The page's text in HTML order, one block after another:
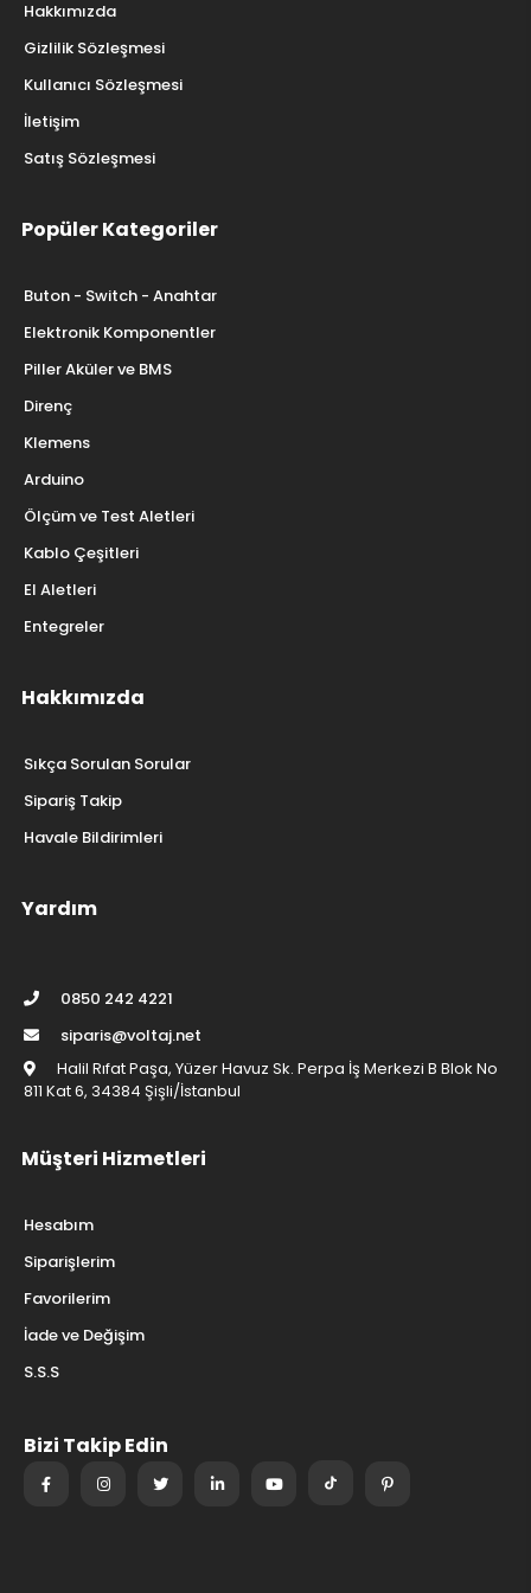
Hakkımızda
Gizlilik Sözleşmesi
Kullanıcı Sözleşmesi
İletişim
Satış Sözleşmesi
Popüler Kategoriler
Buton - Switch - Anahtar
Elektronik Komponentler
Piller Aküler ve BMS
Direnç
Klemens
Arduino
Ölçüm ve Test Aletleri
Kablo Çeşitleri
El Aletleri
Entegreler
Hakkımızda
Sıkça Sorulan Sorular
Sipariş Takip
Havale Bildirimleri
Yardım
0850 242 4221
siparis@voltaj.net
Halil Rıfat Paşa, Yüzer Havuz Sk. Perpa İş Merkezi B Blok No
811 Kat 6, 34384 Şişli/İstanbul
Müşteri Hizmetleri
Hesabım
Siparişlerim
Favorilerim
İade ve Değişim
S.S.S
Bizi Takip Edin